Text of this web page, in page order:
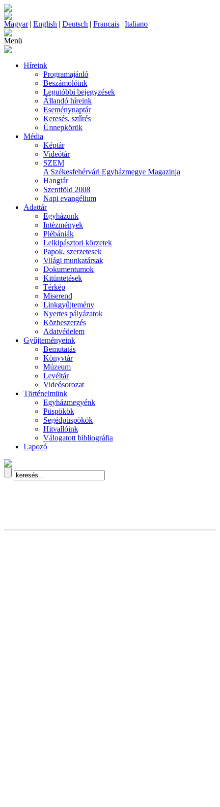
Magyar| English | Deutsch | Francais | Italiano
Menü
Híreink
Programajánló
Beszámolóink
Legutóbbi bejegyzések
Állandó híreink
Eseménynaptár
Keresés, szűrés
Ünnepkörök
Média
Képtár
Videótár
SZEM
A Székesfehérvári Egyházmegye Magazinja
Hangtár
Szentföld 2008
Napi evangélium
Adattár
Egyházunk
Intézmények
Plébániák
Lelkipásztori körzetek
Papok, szerzetesek
Világi munkatársak
Dokumentumok
Kitüntetések
Térkép
Miserend
Linkgyűjtemény
Nyertes pályázatok
Közbeszerzés
Adatvédelem
Gyűjteményeink
Bemutatás
Könyvtár
Múzeum
Levéltár
Videósorozat
Történelmünk
Egyházmegyénk
Püspökök
Segédpüspökök
Hitvallóink
Válogatott bibliográfia
Lapozó